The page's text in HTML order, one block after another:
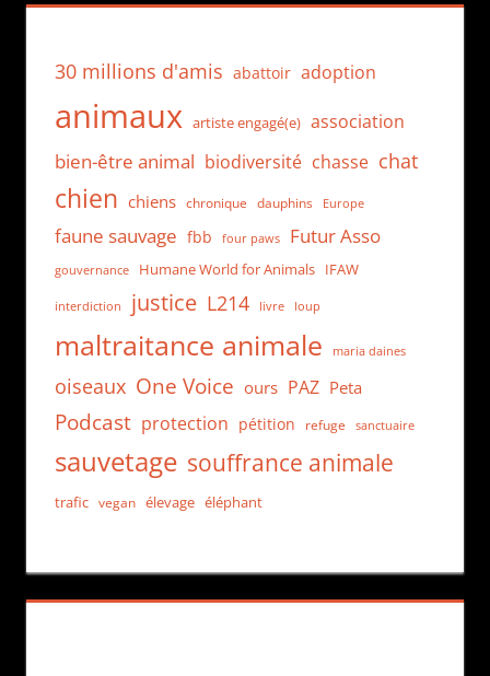
30 millions d'amis abattoir adoption
animaux artiste engagé(e) association
bien-être animal biodiversité chasse chat
chien chiens chronique dauphins Europe
faune sauvage fbb four paws Futur Asso
gouvernance Humane World for Animals IFAW
interdiction justice L214 livre loup
maltraitance animale maria daines
oiseaux One Voice ours PAZ Peta
Podcast protection pétition refuge sanctuaire
sauvetage souffrance animale
trafic vegan élevage éléphant